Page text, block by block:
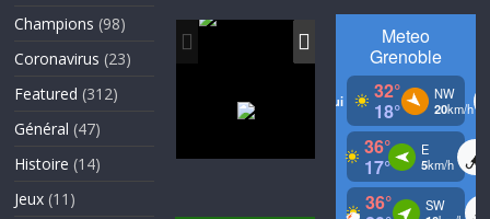
Champions (98)
Coronavirus (23)
Featured (312)
Général (47)
Histoire (14)
Jeux (11)